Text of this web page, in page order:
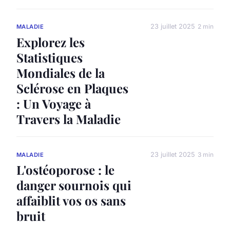
MALADIE
Explorez les
Statistiques
Mondiales de la
Sclérose en Plaques
: Un Voyage à
Travers la Maladie
23 juillet 2025 2 min
MALADIE
L'ostéoporose : le
danger sournois qui
affaiblit vos os sans
bruit
23 juillet 2025 3 min